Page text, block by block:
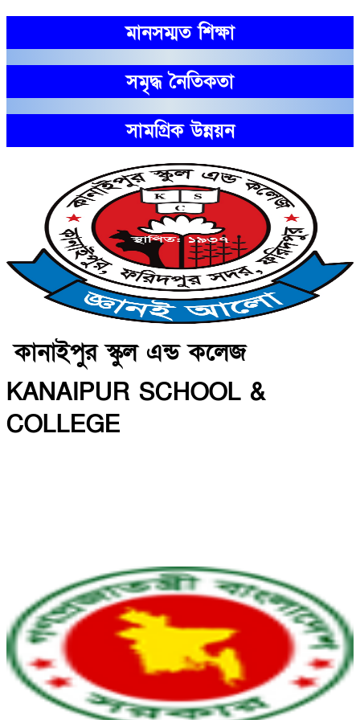
মানসম্মত শিক্ষা
সমৃদ্ধ নৈতিকতা
সামগ্রিক উন্নয়ন
কানাইপুর স্কুল এন্ড কলেজ
KANAIPUR SCHOOL &
COLLEGE